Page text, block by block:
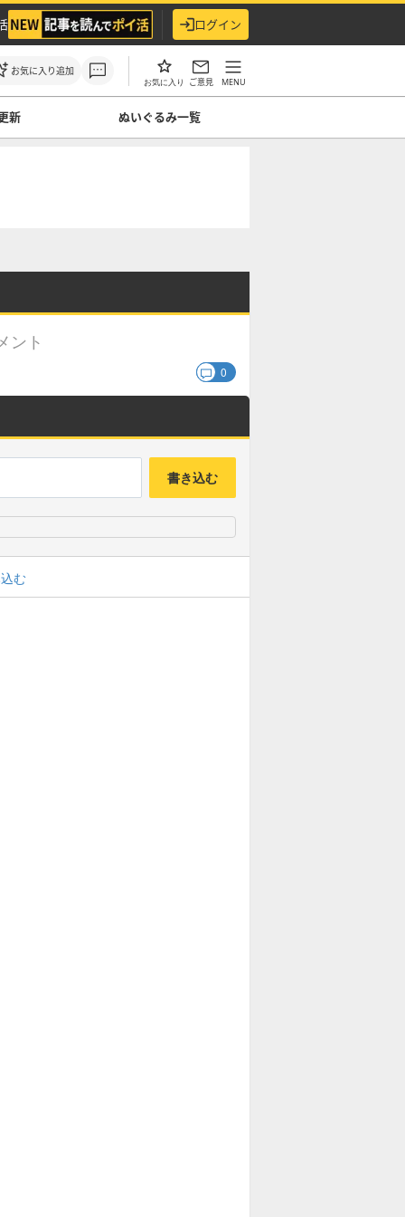
ログイン
お気に入り追加
お気に入り ご意見 MENU
新 ぬいぐるみ一覧
ント
0
書き込む
む